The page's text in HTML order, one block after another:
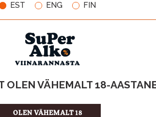
EST ENG FIN
OLEN VÄHEMALT 18-
OLEN VÄHEMALT 18
TOOTE LIIK
ÜHIKU HIND
KOGUS KASTIS